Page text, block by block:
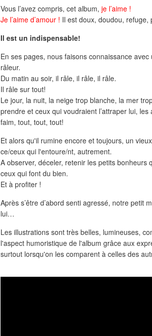
Vous l’avez compris, cet album, je l’aime !
Je l’aime d’amour ! Il est doux, doudou, refuge,
Il est un indispensable!
En ses pages, nous faisons connaissance
râleur.
Du matin au soir, il râle, il râle, il râle.
Il râle sur tout!
Le jour, la nuit, la neige trop blanche, la mer
prendre et ceux qui voudraient l’attraper lui,
faim, tout, tout, tout!
Et alors qu'il rumine encore et toujours, un
ce/ceux qui l'entoure/nt, autrement.
A observer, déceler, retenir les petits
ceux qui font du bien.
Et à profiter !
Après s’être d’abord senti agressé, notre petit
lui…
Les illustrations sont très belles, lumineuses,
l'aspect humoristique de l'album grâce aux
surtout lorsqu'on les comparent à celles des